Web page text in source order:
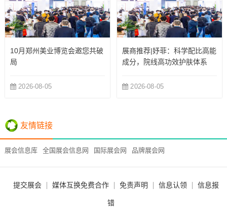
10月郑州美业博览会邀您共破
局
2026-08-05
展商推荐|妤菲：科学配比高能
成分，院线高功效护肤体系
2026-08-05
友情链接
展会信息库 全国展会信息网 国际展会网 品牌展会网
提交展会 媒体互换免费合作 免责声明 信息认领 信息报
错